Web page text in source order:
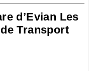
d’Evian Les
Transport